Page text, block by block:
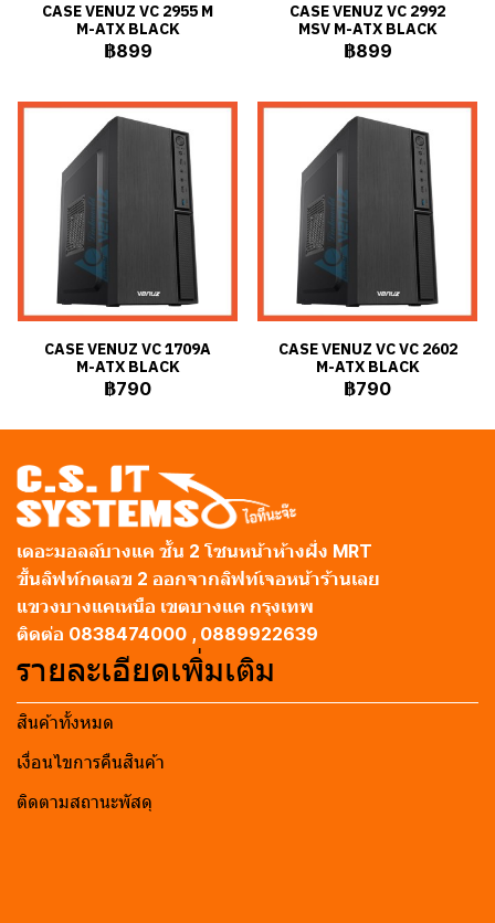
CASE VENUZ VC 2955 M
M-ATX BLACK
฿899
CASE VENUZ VC 2992
MSV M-ATX BLACK
฿899
CASE VENUZ VC 1709A
M-ATX BLACK
฿790
CASE VENUZ VC VC 2602
M-ATX BLACK
฿790
เดอะมอลล์บางแค ชั้น 2 โซนหน้าห้างฝั่ง MRT
ขึ้นลิฟท์กดเลข 2 ออกจากลิฟท์เจอหน้าร้านเลย
แขวงบางแคเหนือ เขตบางแค กรุงเทพ
ติดต่อ 0838474000 , 0889922639
รายละเอียดเพิ่มเติม
สินค้าทั้งหมด
เงื่อนไขการคืนสินค้า
ติดตามสถานะพัสดุ